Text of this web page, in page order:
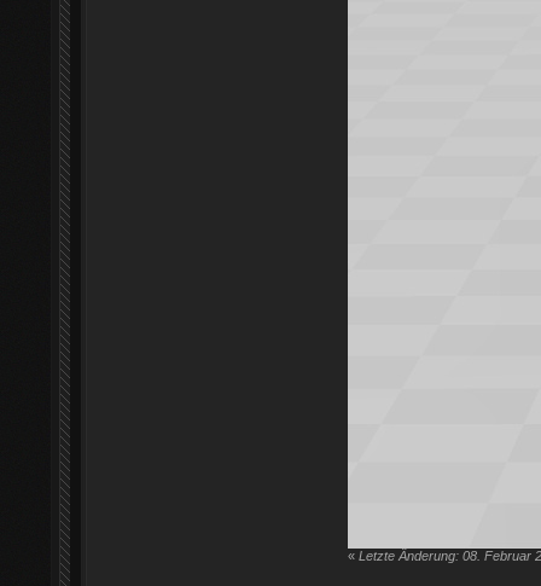
« Letzte Änderung: 08. Februar